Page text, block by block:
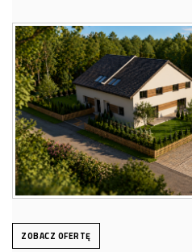
ZOBACZ OFERTĘ